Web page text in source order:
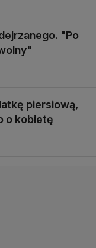
"Po
piersiową,
o kobietę